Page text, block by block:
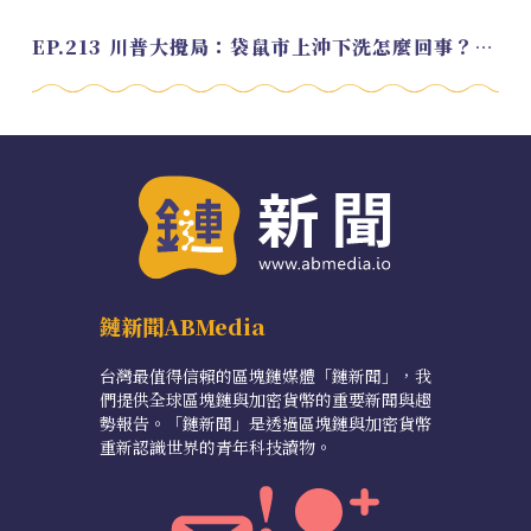
EP.213 川普大攪局：袋鼠市上沖下洗怎麼回事？feat. Alvin
鏈新聞ABMedia
台灣最值得信賴的區塊鏈媒體「鏈新聞」，我
們提供全球區塊鏈與加密貨幣的重要新聞與趨
勢報告。「鏈新聞」是透過區塊鏈與加密貨幣
重新認識世界的青年科技讀物。